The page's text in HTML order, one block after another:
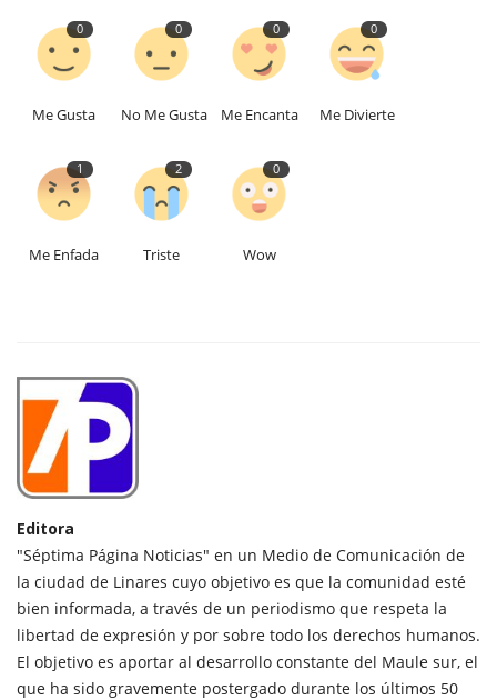
0
Me Gusta
0
No Me Gusta
0
Me Encanta
0
Me Divierte
1
Me Enfada
2
Triste
0
Wow
Editora
"Séptima Página Noticias" en un Medio de Comunicación de
la ciudad de Linares cuyo objetivo es que la comunidad esté
bien informada, a través de un periodismo que respeta la
libertad de expresión y por sobre todo los derechos humanos.
El objetivo es aportar al desarrollo constante del Maule sur, el
que ha sido gravemente postergado durante los últimos 50